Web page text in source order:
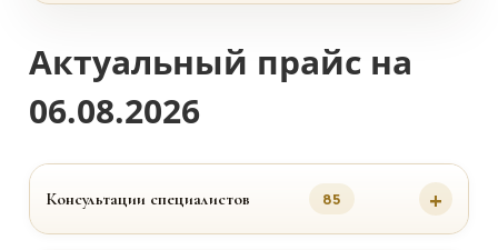
Актуальный прайс на
06.08.2026
Консультации специалистов 85